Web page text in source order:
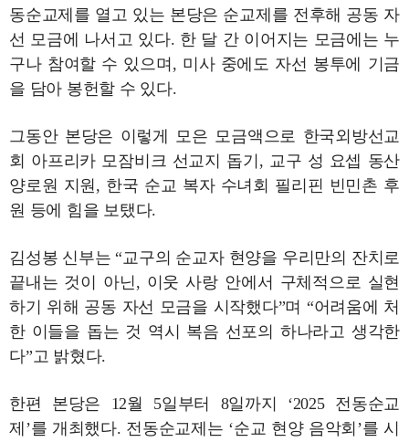
동순교제를 열고 있는 본당은 순교제를 전후해 공동 자
선 모금에 나서고 있다. 한 달 간 이어지는 모금에는 누
구나 참여할 수 있으며, 미사 중에도 자선 봉투에 기금
을 담아 봉헌할 수 있다.
그동안 본당은 이렇게 모은 모금액으로 한국외방선교
회 아프리카 모잠비크 선교지 돕기, 교구 성 요셉 동산
양로원 지원, 한국 순교 복자 수녀회 필리핀 빈민촌 후
원 등에 힘을 보탰다.
김성봉 신부는 “교구의 순교자 현양을 우리만의 잔치로
끝내는 것이 아닌, 이웃 사랑 안에서 구체적으로 실현
하기 위해 공동 자선 모금을 시작했다”며 “어려움에 처
한 이들을 돕는 것 역시 복음 선포의 하나라고 생각한
다”고 밝혔다.
한편 본당은 12월 5일부터 8일까지 ‘2025 전동순교
제’를 개최했다. 전동순교제는 ‘순교 현양 음악회’를 시